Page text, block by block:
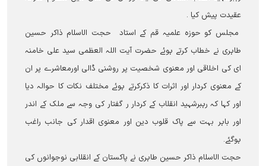
عقیدت پیش کیا ۔
مجلس کو حوزہ علمیہ قم کے استاد حجت الاسلام ذاکر حسین
طاہری نے خطاب کرتے ہوئے حضرت آيت اللہ العظمی سید علی خامنہ
ای کی اخلاقی اور معنوی شخصیت پر روشنی ڈالی اورمعاشرے پر ان
کے معنوی کردار اور اثرات کا ذکرکرتے ہوئے مختلف نکات کا حوالہ دیا
اور کہا کہ رہبرشہید انقلاب کے کردار ر گفتار کی وجہ سے ملک کے اندر
اور باہر بہت سے پاک قلوب دین اور معنوی اقدار کی جانب راغب
ہوگئے۔
حجت الاسلام ذاکر حسین طاہری نے پاکستان کے انقلابی نوجوانوں کی